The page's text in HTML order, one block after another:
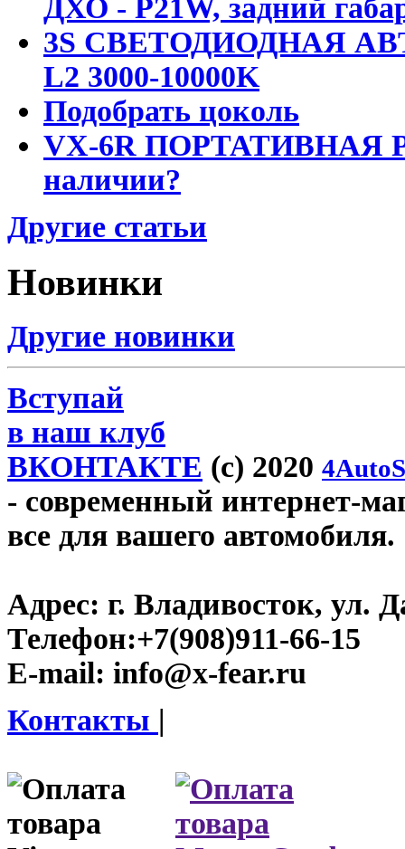
ДХО - P21W, задний
3S СВЕТОДИОДНАЯ
L2 3000-10000K
Подобрать цоколь
VX-6R ПОРТАТИВНАЯ
наличии?
Другие статьи
Новинки
Другие новинки
Вступай
в наш клуб
ВКОНТАКТЕ (c) 2020
- современный интернет-
все для вашего автомобиля.
Адрес: г. Владивосток, ул.
Телефон:+7(908)911-66-15
E-mail: info@x-fear.ru
Контакты |